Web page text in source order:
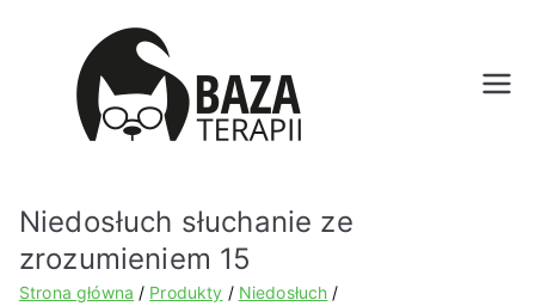
Bazat
Niedosłuch słuchanie ze
zrozumieniem 15
Strona główna Produkty
Niedosłuch